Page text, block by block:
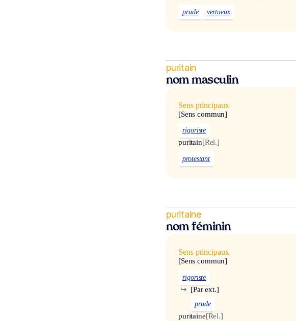
prude vertueux
puritain
nom masculin
Sens principaux
[Sens commun]
rigoriste
puritain[Rel.]
protestant
puritaine
nom féminin
Sens principaux
[Sens commun]
rigoriste
[Par ext.]
↪
prude
puritaine[Rel.]